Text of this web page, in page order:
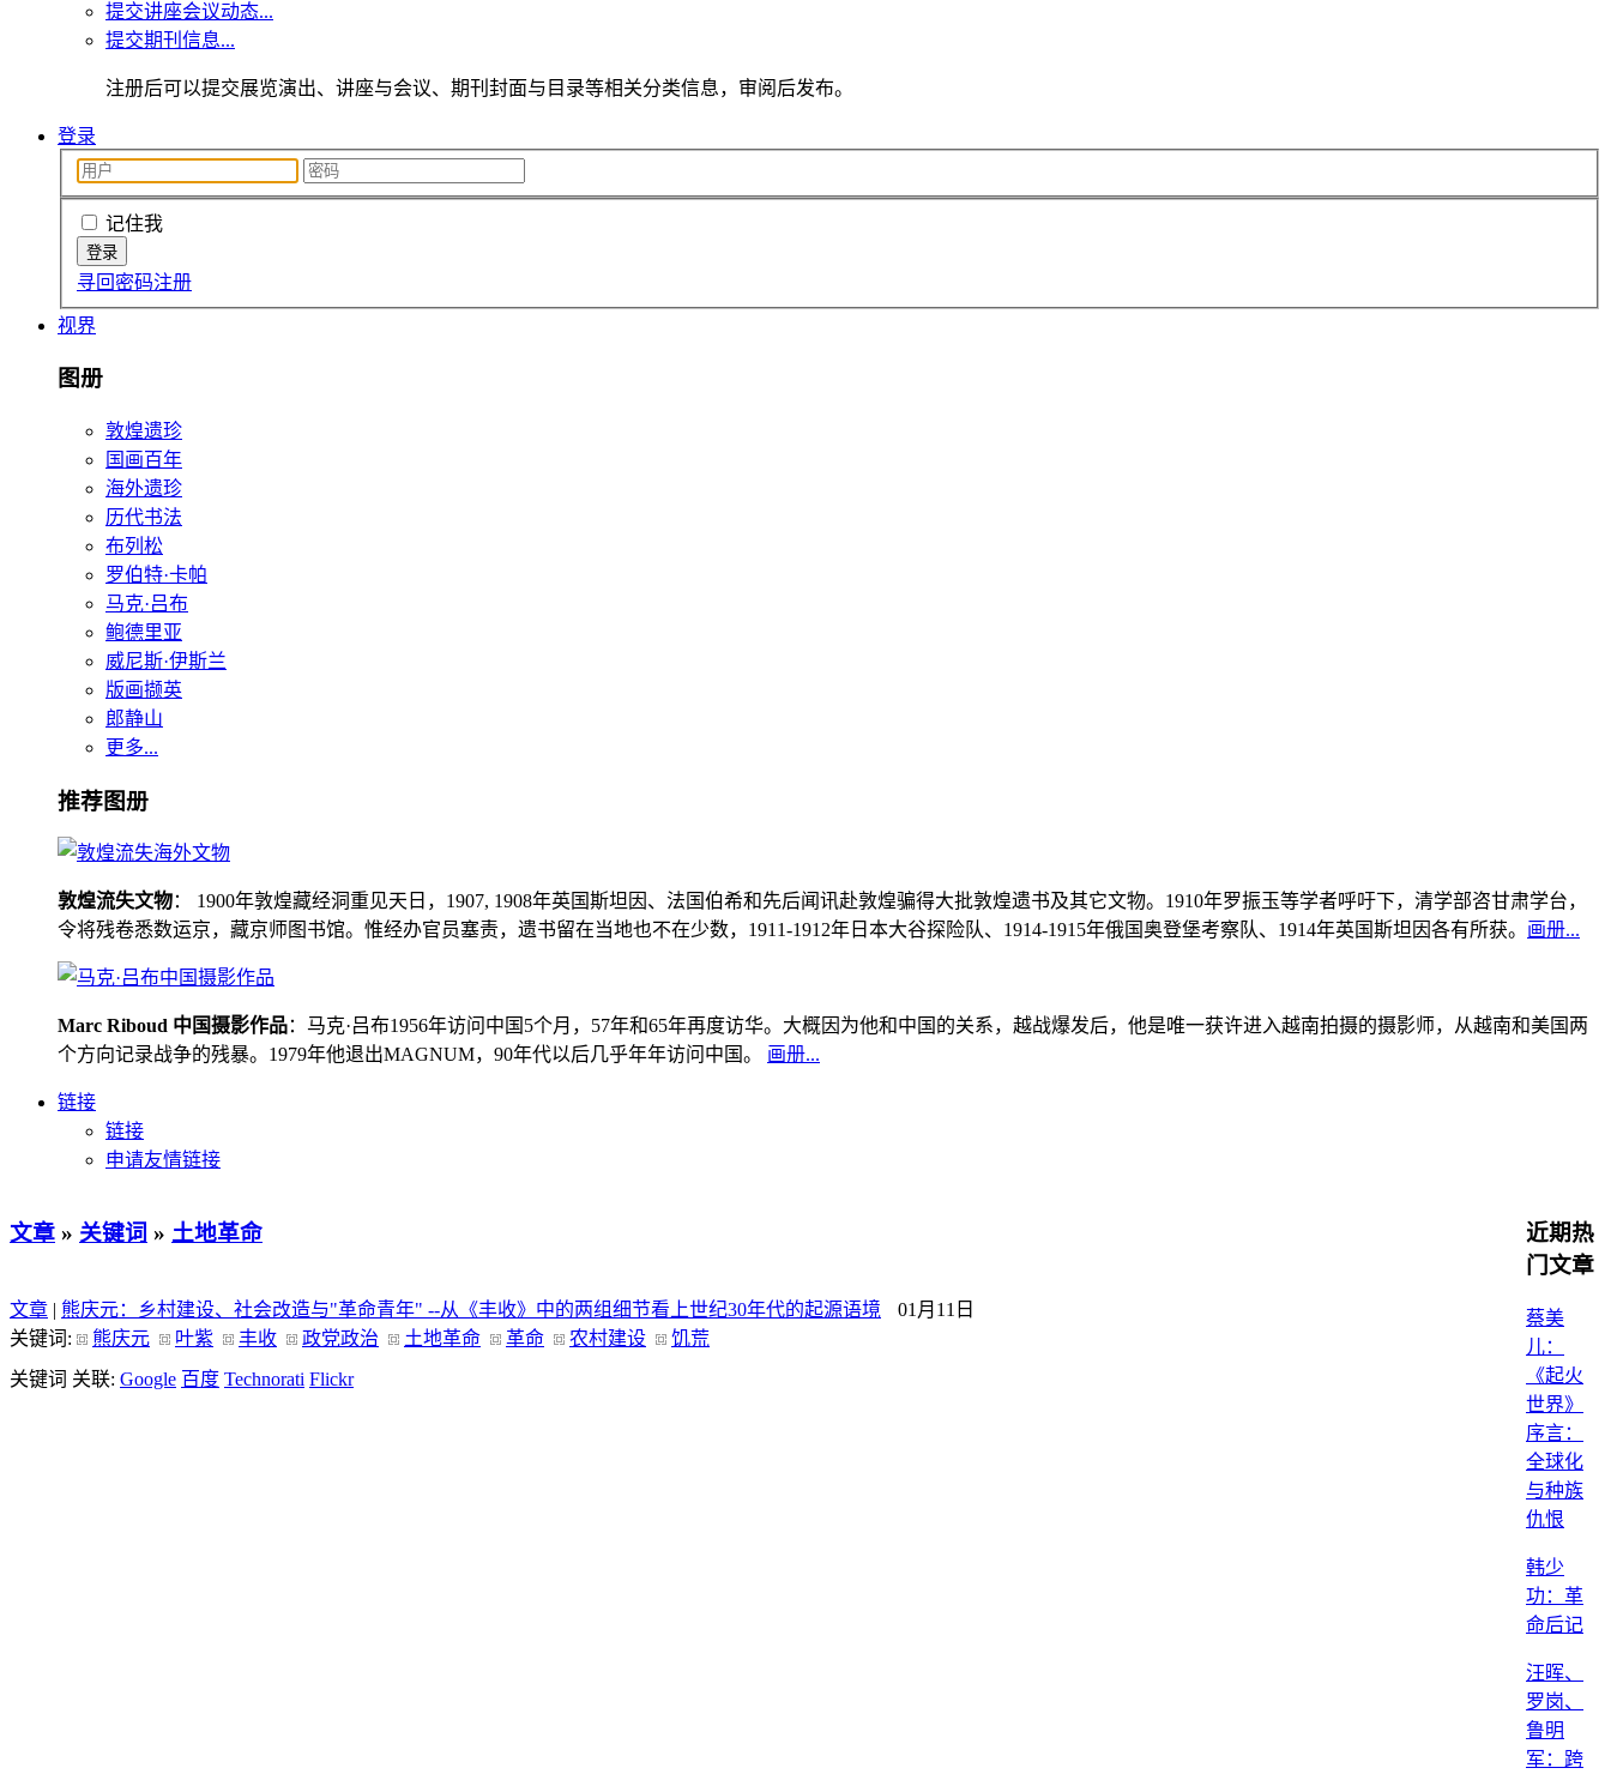
提交讲座会议动态...
提交期刊信息...
注册后可以提交展览演出、讲座与会议、期刊封面与目录等相关分类信息，审阅后发布。
登录
记住我
寻回密码注册
视界
图册
敦煌遗珍
国画百年
海外遗珍
历代书法
布列松
罗伯特·卡帕
马克·吕布
鲍德里亚
威尼斯·伊斯兰
版画撷英
郎静山
更多...
推荐图册
敦煌流失文物： 1900年敦煌藏经洞重见天日，1907, 1908年英国斯坦因、法国伯希和先后闻讯赴敦煌骗得大批敦煌遗书及其它文物。1910年罗振玉等学者呼吁下，清学部咨甘肃学台，
令将残卷悉数运京，藏京师图书馆。惟经办官员塞责，遗书留在当地也不在少数，1911-1912年日本大谷探险队、1914-1915年俄国奥登堡考察队、1914年英国斯坦因各有所获。 画册...
Marc Riboud 中国摄影作品：马克·吕布1956年访问中国5个月，57年和65年再度访华。大概因为他和中国的关系，越战爆发后，他是唯一获许进入越南拍摄的摄影师，从越南和美国两
个方向记录战争的残暴。1979年他退出MAGNUM，90年代以后几乎年年访问中国。 画册...
链接
链接
申请友情链接
文章 » 关键词 » 土地革命
文章 | 熊庆元：乡村建设、社会改造与"革命青年" --从《丰收》中的两组细节看上世纪30年代的起源语境
01月11日
关键词:
熊庆元 叶紫 丰收 政党政治 土地革命 革命 农村建设
饥荒
关键词 关联: Google 百度 Technorati Flickr
近期热
门文章
蔡美
儿：
《起火
世界》
序言：
全球化
与种族
仇恨
韩少
功：革
命后记
汪晖、
罗岗、
鲁明
军：跨